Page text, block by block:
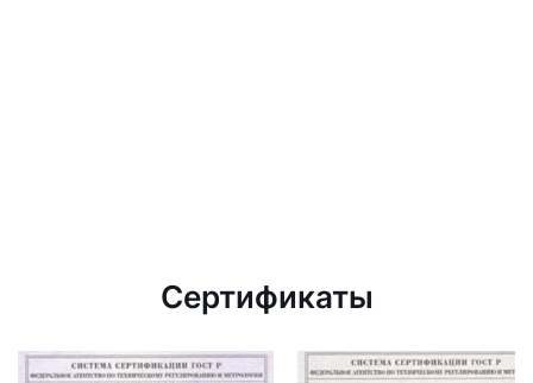
Сертификаты